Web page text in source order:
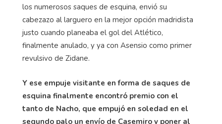
los numerosos saques de esquina, envió su
cabezazo al larguero en la mejor opción madridista
justo cuando planeaba el gol del Atlético,
finalmente anulado, y ya con Asensio como primer
revulsivo de Zidane.
Y ese empuje visitante en forma de saques de
esquina finalmente encontró premio con el
tanto de Nacho, que empujó en soledad en el
segundo palo un envío de Casemiro y poner al